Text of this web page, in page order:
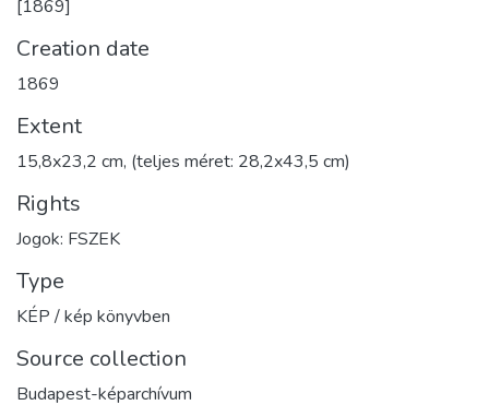
[1869]
Creation date
1869
Extent
15,8x23,2 cm, (teljes méret: 28,2x43,5 cm)
Rights
Jogok: FSZEK
Type
KÉP / kép könyvben
Source collection
Budapest-képarchívum